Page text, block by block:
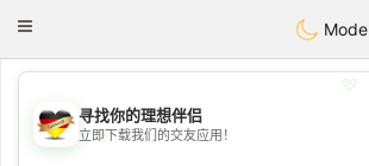
Dating
Toggle
Mode
💖
寻找你的理想伴侣
立即下载我们的交友应用！